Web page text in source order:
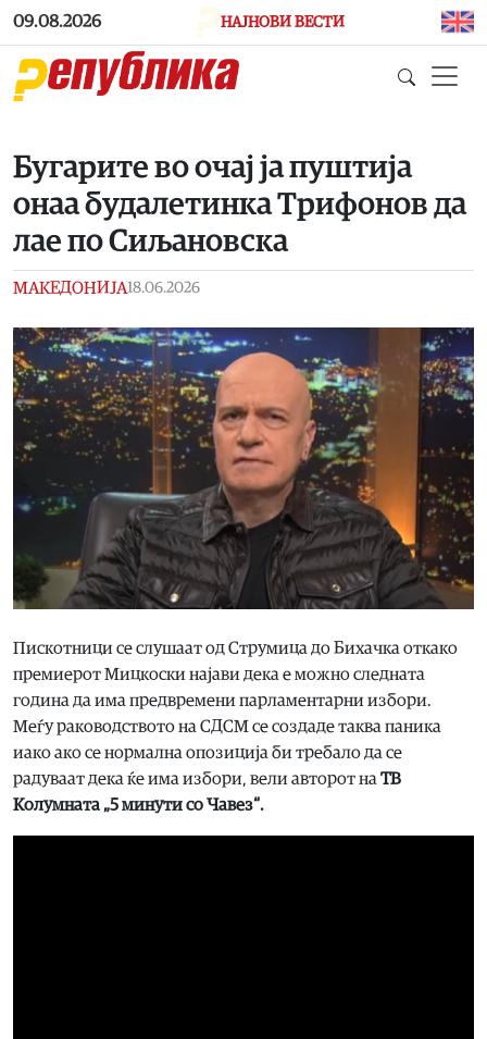
Skip to main content
09.08.2026 НАЈНОВИ ВЕСТИ
Бугарите во очај ја пуштија
онаа будалетинка Трифонов да
лае по Сиљановска
МАКЕДОНИЈА18.06.2026
Пискотници се слушаат од Струмица до Бихачка откако
премиерот Мицкоски најави дека е можно следната
година да има предвремени парламентарни избори.
Меѓу раководството на СДСМ се создаде таква паника
иако ако се нормална опозиција би требало да се
радуваат дека ќе има избори, вели авторот наТВ
Колумната „5 минути со Чавез“.